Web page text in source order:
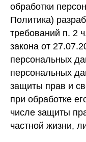
обработки
Политика)
требований п. 2
закона от
персональных
персональных
защиты прав и
при обработке
числе защиты
частной жизни,